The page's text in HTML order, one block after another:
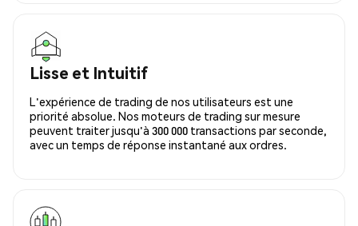
Lisse et Intuitif
L'expérience de trading de nos utilisateurs est une
priorité absolue. Nos moteurs de trading sur mesure
peuvent traiter jusqu'à 300 000 transactions par seconde,
avec un temps de réponse instantané aux ordres.